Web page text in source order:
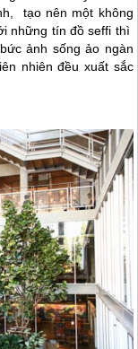
tạo nên một không
những tín đồ seffi thì
ảnh sống ảo ngàn
nhiên đều xuất sắc